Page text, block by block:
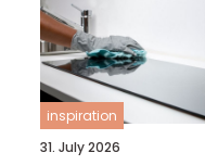
inspiration
31. July 2026